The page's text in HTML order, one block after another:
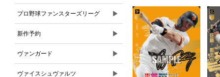
プロ野球ファンスターズリーグ ▶
新作予約 ▶
ヴァンガード ▶
ヴァイスシュヴァルツ ▶